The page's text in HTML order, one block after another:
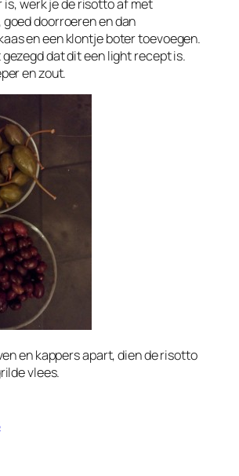
is, werk je de risotto af met
doorroeren en dan
en een klontje boter toevoegen.
dat dit een light recept is.
en zout.
en kappers apart, dien de risotto
vlees.